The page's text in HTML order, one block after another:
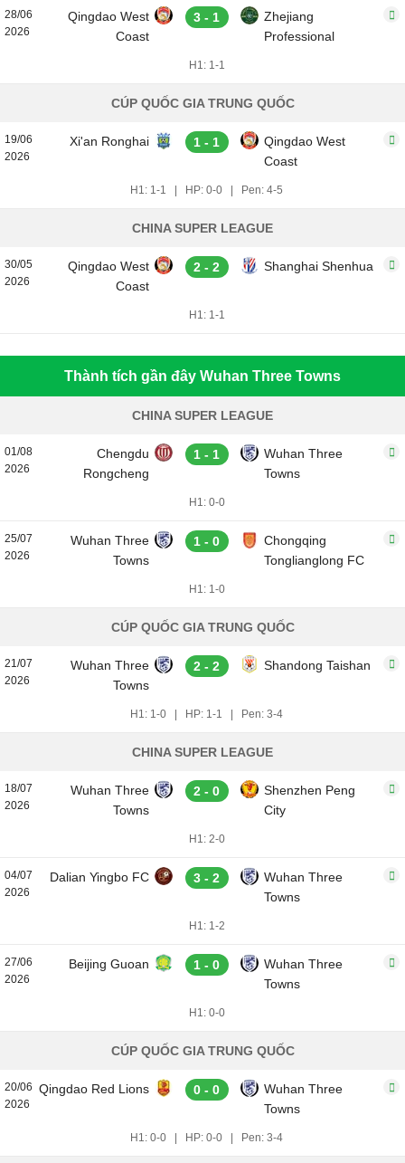
28/06
2026
Qingdao West
Coast
3 - 1
Zhejiang
Professional
H1: 1-1
CÚP QUỐC GIA TRUNG QUỐC
19/06
2026
Xi'an Ronghai 1 - 1
Qingdao West
Coast
H1: 1-1 HP: 0-0 Pen: 4-5
CHINA SUPER LEAGUE
30/05
2026
Qingdao West
Coast
2 - 2 Shanghai Shenhua
H1: 1-1
Thành tích gần đây Wuhan Three Towns
CHINA SUPER LEAGUE
01/08
2026
Chengdu
Rongcheng
1 - 1
Wuhan Three
Towns
H1: 0-0
25/07
2026
Wuhan Three
Towns
1 - 0
Chongqing
Tonglianglong FC
H1: 1-0
CÚP QUỐC GIA TRUNG QUỐC
21/07
2026
Wuhan Three
Towns
2 - 2 Shandong Taishan
H1: 1-0 HP: 1-1 Pen: 3-4
CHINA SUPER LEAGUE
18/07
2026
Wuhan Three
Towns
2 - 0
Shenzhen Peng
City
H1: 2-0
04/07
2026
Dalian Yingbo FC 3 - 2
Wuhan Three
Towns
H1: 1-2
27/06
2026
Beijing Guoan 1 - 0
Wuhan Three
Towns
H1: 0-0
CÚP QUỐC GIA TRUNG QUỐC
20/06
2026
Qingdao Red Lions 0 - 0
Wuhan Three
Towns
H1: 0-0 HP: 0-0 Pen: 3-4